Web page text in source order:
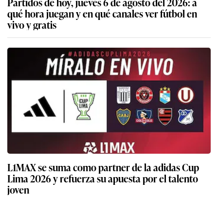
qué hora juegan y en qué canales ver fútbol en
vivo y gratis
L1MAX se suma como partner de la adidas Cup
Lima 2026 y refuerza su apuesta por el talento
joven